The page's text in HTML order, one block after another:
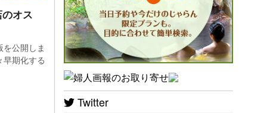
」
年
オス
を公開しま
早期化する
Twitter